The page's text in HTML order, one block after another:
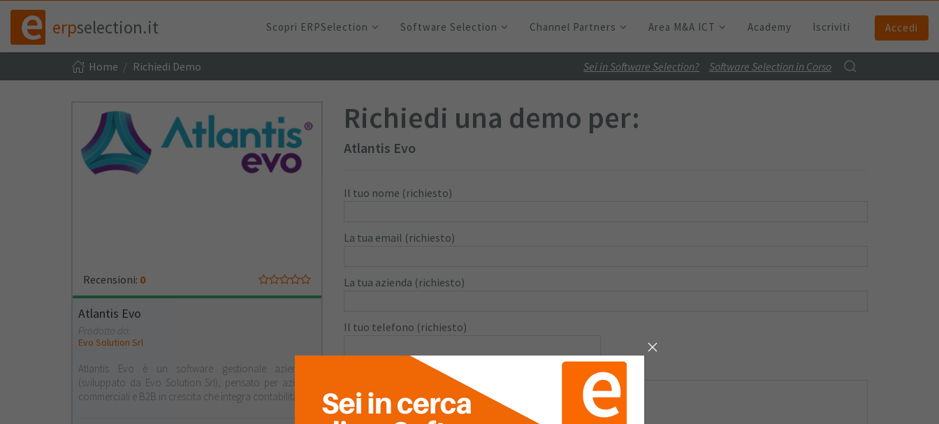
erpselection.it Scopri ERPSelection Software Selection Channel Partners Area M&A ICT Academy Iscriviti Accedi
Home Richiedi Demo Sei in Software Selection? Software Selection in Corso
Recensioni: 0
Atlantis Evo
Prodotto da:
Evo Solution Srl
Atlantis Evo è un software gestionale aziendale
(sviluppato da Evo Solution Srl), pensato per aziende
commerciali e B2B in crescita che integra contabilità...
Richiedi una demo per:
Atlantis Evo
Il tuo nome (richiesto)
La tua email (richiesto)
La tua azienda (richiesto)
Il tuo telefono (richiesto)
Il tuo messaggio (richiesto)